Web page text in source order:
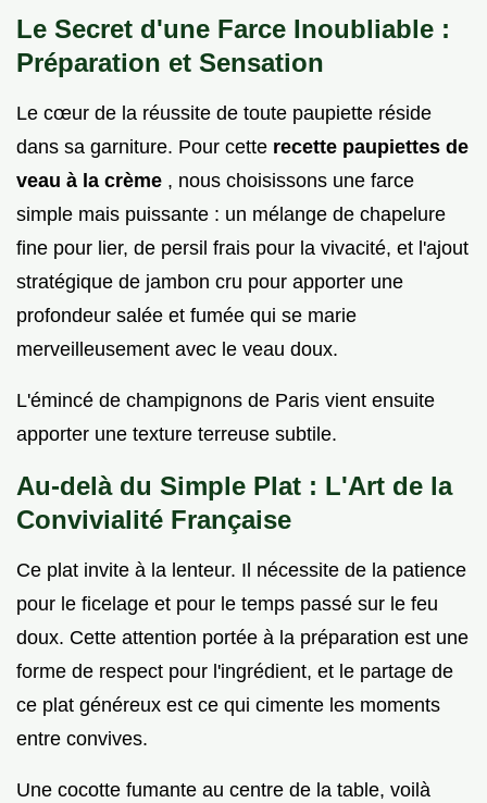
Le Secret d'une Farce Inoubliable :
Préparation et Sensation
Le cœur de la réussite de toute paupiette réside
dans sa garniture. Pour cette recette paupiettes de
veau à la crème , nous choisissons une farce
simple mais puissante : un mélange de chapelure
fine pour lier, de persil frais pour la vivacité, et l'ajout
stratégique de jambon cru pour apporter une
profondeur salée et fumée qui se marie
merveilleusement avec le veau doux.
L'émincé de champignons de Paris vient ensuite
apporter une texture terreuse subtile.
Au-delà du Simple Plat : L'Art de la
Convivialité Française
Ce plat invite à la lenteur. Il nécessite de la patience
pour le ficelage et pour le temps passé sur le feu
doux. Cette attention portée à la préparation est une
forme de respect pour l'ingrédient, et le partage de
ce plat généreux est ce qui cimente les moments
entre convives.
Une cocotte fumante au centre de la table, voilà